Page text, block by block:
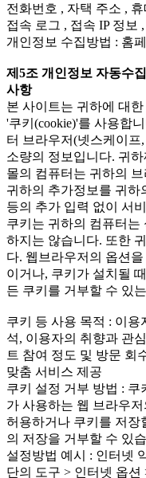
전화번호 , 자택 주소 ,
접속 로그 , 접속 IP 정보
개인정보 수집방법 : 홈
제5조 개인정보 자동수
사항
본 사이트는 귀하에 대
'쿠키(cookie)'를 사용합
터 브라우저(넷스케이
소량의 정보입니다. 귀
몰의 컴퓨터는 귀하의
귀하의 추가정보를 귀하
등의 추가 입력 없이 서
쿠키는 귀하의 컴퓨터는
하지는 않습니다. 또한
다. 웹브라우저의 옵션
이거나, 쿠키가 설치될
든 쿠키를 거부할 수 있
쿠키 등 사용 목적 : 이
석, 이용자의 취향과 관
트 참여 정도 및 방문 회
맞춤 서비스 제공
쿠키 설정 거부 방법 :
가 사용하는 웹 브라우
허용하거나 쿠키를 저장
의 저장을 거부할 수 있
설정방법 예시 : 인터넷
단의 도구 > 인터넷 옵